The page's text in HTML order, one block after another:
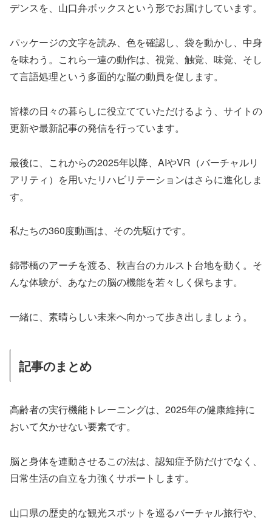
デンスを、山口弁ボックスという形でお届けしています。
パッケージの文字を読み、色を確認し、袋を動かし、中身
を味わう。これら一連の動作は、視覚、触覚、味覚、そし
て言語処理という多面的な脳の動員を促します。
皆様の日々の暮らしに役立てていただけるよう、サイトの
更新や最新記事の発信を行っています。
最後に、これからの2025年以降、AIやVR（バーチャルリ
アリティ）を用いたリハビリテーションはさらに進化しま
す。
私たちの360度動画は、その先駆けです。
錦帯橋のアーチを渡る、秋吉台のカルスト台地を動く。そ
んな体験が、あなたの脳の機能を若々しく保ちます。
一緒に、素晴らしい未来へ向かって歩き出しましょう。
記事のまとめ
高齢者の実行機能トレーニングは、2025年の健康維持に
おいて欠かせない要素です。
脳と身体を連動させるこの法は、認知症予防だけでなく、
日常生活の自立を力強くサポートします。
山口県の歴史的な観光スポットを巡るバーチャル旅行や、